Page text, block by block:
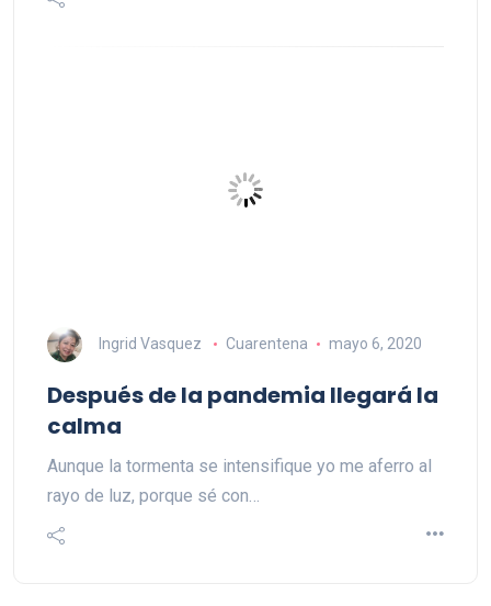
Ingrid Vasquez Cuarentena mayo 6, 2020
Después de la pandemia llegará la
calma
Aunque la tormenta se intensifique yo me aferro al
rayo de luz, porque sé con…